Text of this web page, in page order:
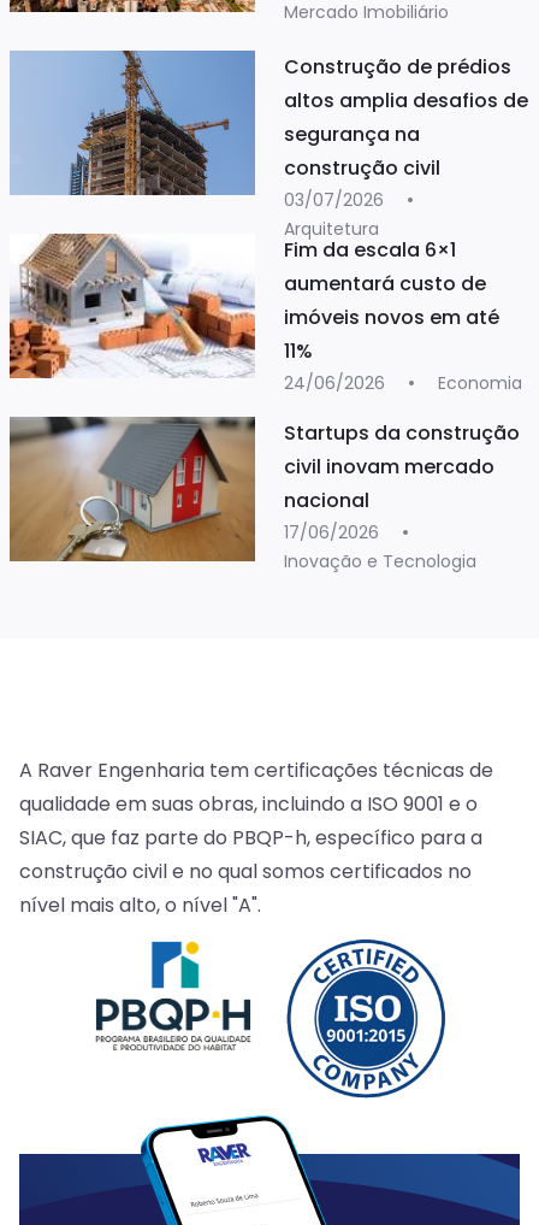
Mercado Imobiliário
Construção de prédios
altos amplia desafios de
segurança na
construção civil
03/07/2026
Arquitetura
Fim da escala 6×1
aumentará custo de
imóveis novos em até
11%
24/06/2026 Economia
Startups da construção
civil inovam mercado
nacional
17/06/2026
Inovação e Tecnologia
A Raver Engenharia tem certificações técnicas de
qualidade em suas obras, incluindo a ISO 9001 e o
SIAC, que faz parte do PBQP-h, específico para a
construção civil e no qual somos certificados no
nível mais alto, o nível "A".